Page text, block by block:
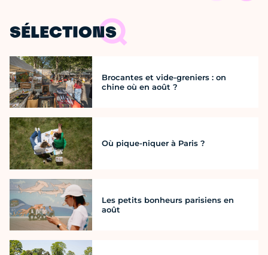
SÉLECTIONS
Brocantes et vide-greniers : on
chine où en août ?
Où pique-niquer à Paris ?
Les petits bonheurs parisiens en
août